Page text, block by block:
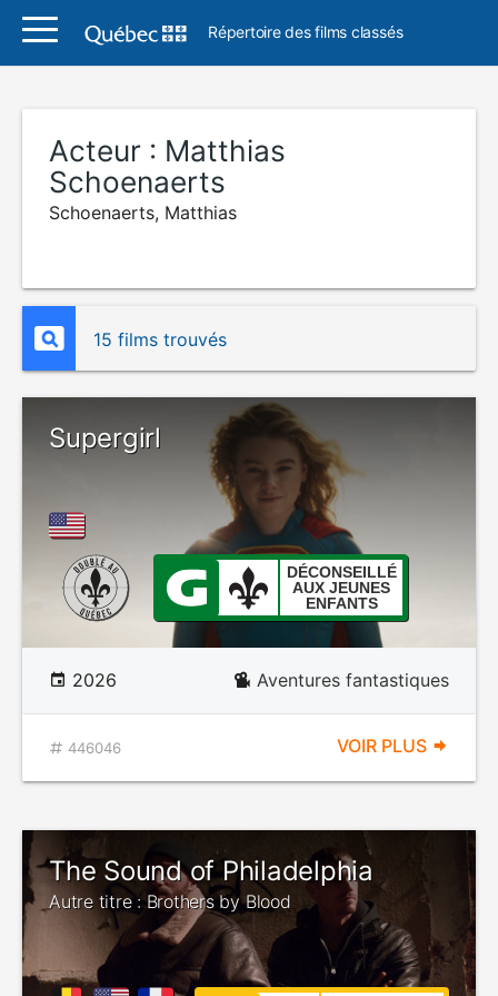
Répertoire des films classés
Acteur : Matthias
Schoenaerts
Schoenaerts, Matthias
15 films trouvés
Supergirl
DÉCONSEILLÉ
AUX JEUNES
ENFANTS
2026 Aventures fantastiques
446046 VOIR PLUS
The Sound of Philadelphia
Autre titre : Brothers by Blood